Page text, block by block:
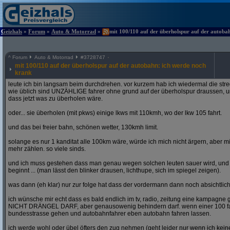
Geizhals » Forum » Auto & Motorrad » mit 100/110 auf der überholspur auf der
^ Forum Auto & Motorrad #3728747
mit 100/110 auf der überholspur auf der autobahn: ich werde noch
krank
leute ich bin langsam beim durchdrehen. vor kurzem hab ich wiedermal die
wie üblich sind UNZÄHLIGE fahrer ohne grund auf der überholspur draussen,
dass jetzt was zu überholen wäre.
oder... sie überholen (mit pkws) einige lkws mit 110kmh, wo der lkw 105 fahrt.
und das bei freier bahn, schönen wetter, 130kmh limit.
solange es nur 1 kanditat alle 100km wäre, würde ich mich nicht ärgern, aber
mehr zählen. so viele sinds.
und ich muss gestehen dass man genau wegen solchen leuten sauer wird,
beginnt ... (man lässt den blinker drausen, lichthupe, sich im spiegel zeigen).
was dann (eh klar) nur zur folge hat dass der vordermann dann noch
ich wünsche mir echt dass es bald endlich im tv, radio, zeitung eine kampagne
NICHT DRÄNGEL DARF, aber genausowenig behindern darf. wenn einer 100
bundesstrasse gehen und autobahnfahrer eben autobahn fahren lassen.
ich werde wohl oder übel öfters den zug nehmen (geht leider nur wenn ich